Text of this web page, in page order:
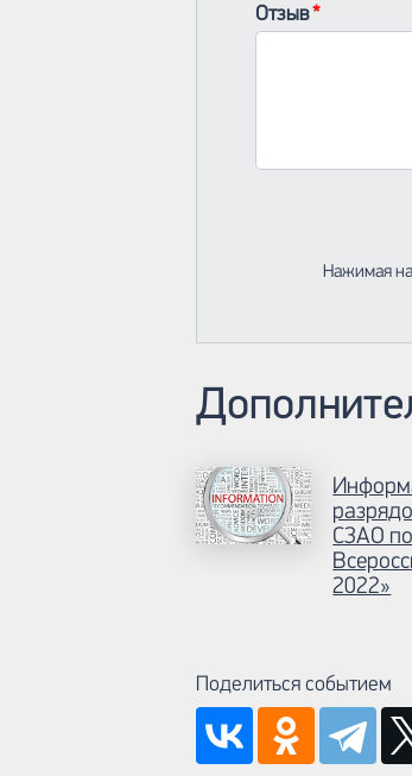
Отзыв
Нажимая
СЗАО
2022»
Поделиться событием